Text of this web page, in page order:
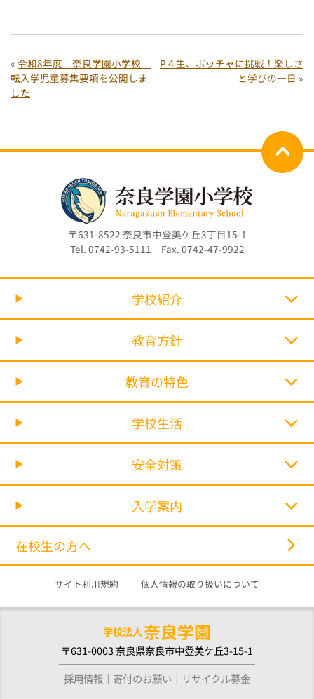
« 令和8年度 奈良学園小学校
転入学児童募集要項を公開しま
した
P４生、ボッチャに挑戦！楽しさ
と学びの一日 »
〒631-8522 奈良市中登美ケ丘3丁目15-1
Tel. 0742-93-5111 Fax. 0742-47-9922
学校紹介
教育方針
教育の特色
学校生活
安全対策
入学案内
在校生の方へ
サイト利用規約 個人情報の取り扱いについて
学校法人奈良学園
〒631-0003 奈良県奈良市中登美ケ丘3-15-1
採用情報
寄付のお願い リサイクル募金